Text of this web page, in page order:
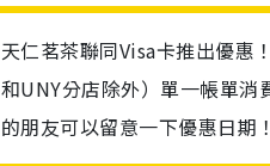
天仁茗茶聯同Visa卡推出優惠
和UNY分店除外）單一帳單
的朋友可以留意一下優惠日期！